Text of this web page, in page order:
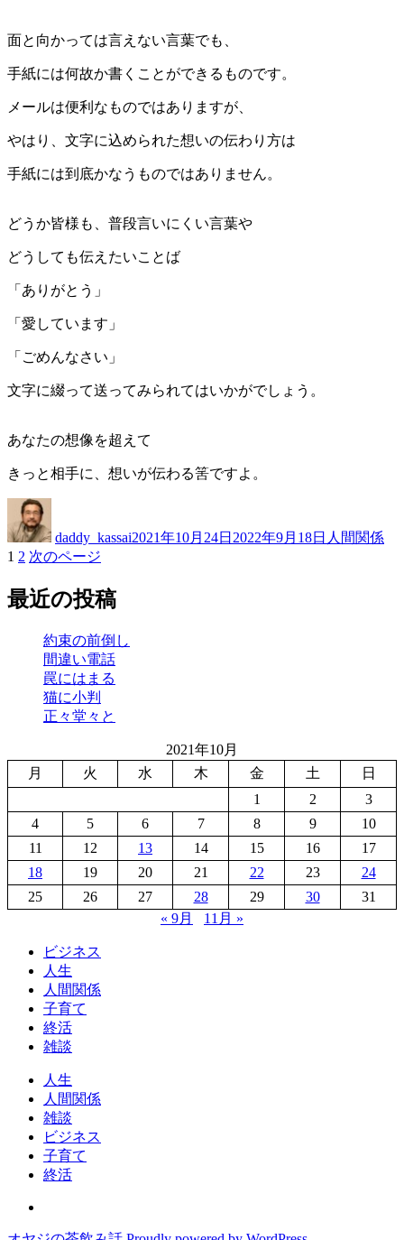
面と向かっては言えない言葉でも、
手紙には何故か書くことができるものです。
メールは便利なものではありますが、
やはり、文字に込められた想いの伝わり方は
手紙には到底かなうものではありません。
どうか皆様も、普段言いにくい言葉や
どうしても伝えたいことば
「ありがとう」
「愛しています」
「ごめんなさい」
文字に綴って送ってみられてはいかがでしょう。
あなたの想像を超えて
きっと相手に、想いが伝わる筈ですよ。
者
daddy_kassai日:
2021年10月24日 2022年9月18日ゴ
人間関係
投
稿
り
固
ペ
ー
1 固
ペ
ー
2 次のページ
最近の投稿
約束の前倒し
間違い電話
罠にはまる
猫に小判
正々堂々と
2021年10月
月
火 水 木 金 土
日
1
2
3
4
5 6 7 8 9
10
11
12 13 14 15 16
17
18
19 20 21 22 23
24
25
26 27 28 29 30
31
« 9月
11月 »
ビジネス
人生
人間関係
子育て
終活
雑談
人生
人間関係
雑談
ビジネス
子育て
終活